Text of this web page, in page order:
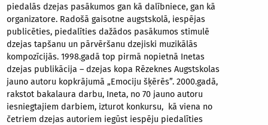
piedalās dzejas pasākumos gan kā dalībniece, gan kā
organizatore. Radošā gaisotne augstskolā, iespējas
publicēties, piedalīties dažādos pasākumos stimulē
dzejas tapšanu un pārvēršanu dzejiski muzikālās
kompozīcijās. 1998.gadā top pirmā nopietnā Inetas
dzejas publikācija – dzejas kopa Rēzeknes Augstskolas
jauno autoru kopkrājumā „Emociju šķērēs”. 2000.gadā,
rakstot bakalaura darbu, Ineta, no 70 jauno autoru
iesniegtajiem darbiem, izturot konkursu, kā viena no
četriem dzejas autoriem iegūst iespēju piedalīties